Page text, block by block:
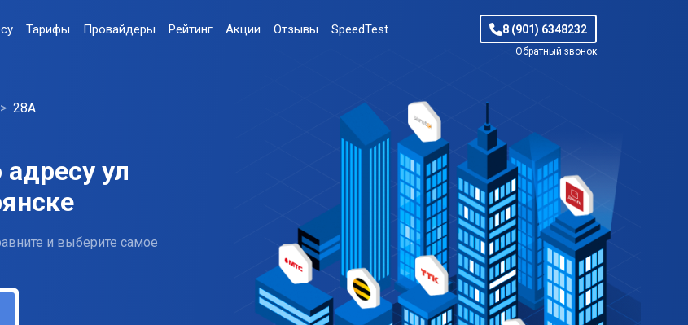
Тарифы Провайдеры Рейтинг Акции Отзывы SpeedTest 8 (901) 6348232
Обратный звонок
28А
ул
и выберите самое